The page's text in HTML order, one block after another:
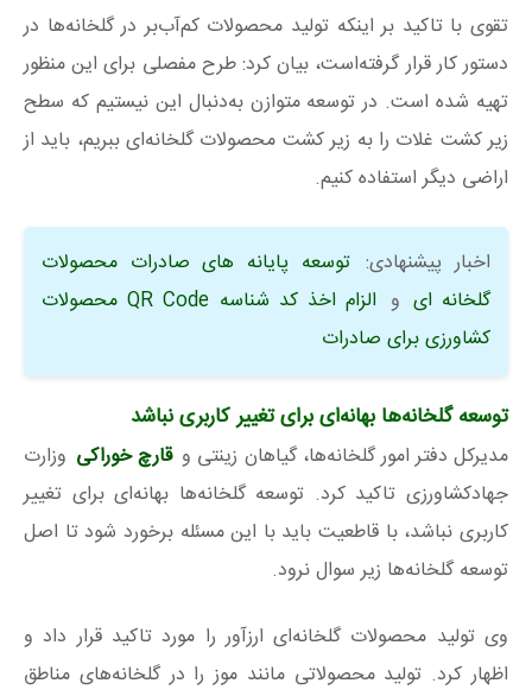
تقوی با تاکید بر اینکه تولید محصولات کم‌آب‌بر در گلخانه‌ها در
دستور کار قرار گرفته‌است، بیان کرد: طرح مفصلی برای این منظور
تهیه شده است. در توسعه متوازن به‌دنبال این نیستیم که سطح
زیر کشت غلات را به زیر کشت محصولات گلخانه‌ای ببریم، باید از
اراضی دیگر استفاده کنیم.
اخبار پیشنهادی: توسعه پایانه های صادرات محصولات
گلخانه ای و
الزام اخذ کد شناسه QR Code محصولات
کشاورزی برای صادرات
توسعه گلخانه‌ها بهانه‌ای برای تغییر کاربری نباشد
مدیرکل دفتر امور گلخانه‌ها، گیاهان زینتی و قارچ خوراکی وزارت
جهادکشاورزی تاکید کرد. توسعه گلخانه‌ها بهانه‌ای برای تغییر
کاربری نباشد، با قاطعیت باید با این مسئله برخورد شود تا اصل
توسعه گلخانه‌ها زیر سوال نرود.
وی تولید محصولات گلخانه‌ای ارزآور را مورد تاکید قرار داد و
اظهار کرد. تولید محصولاتی مانند موز را در گلخانه‌های مناطق